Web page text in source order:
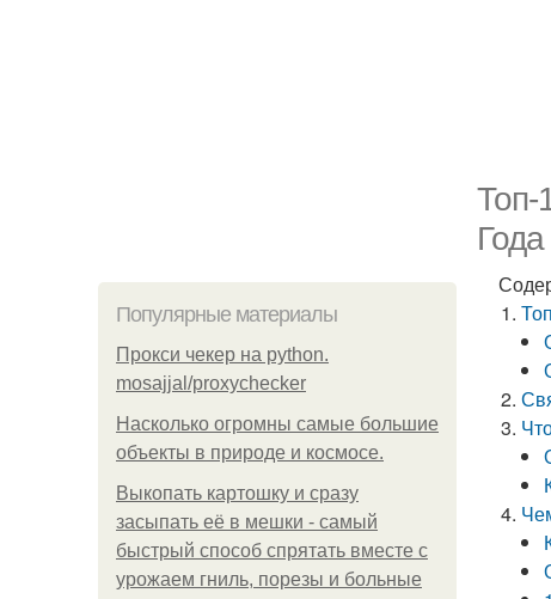
Топ-
Года
Популярные материалы
Прокси чекер на python.
mosajjal/proxychecker
Насколько огромны самые большие
объекты в природе и космосе.
Выкопать картошку и сразу
засыпать её в мешки - самый
быстрый способ спрятать вместе с
урожаем гниль, порезы и больные